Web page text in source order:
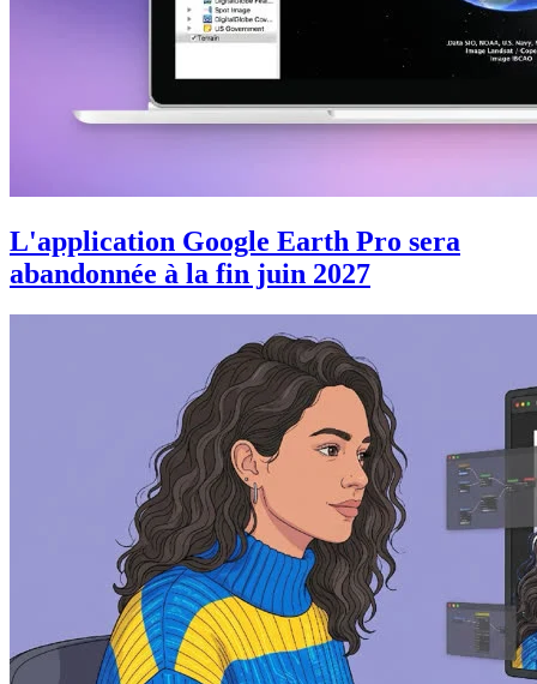
L'application Google Earth Pro sera
abandonnée à la fin juin 2027